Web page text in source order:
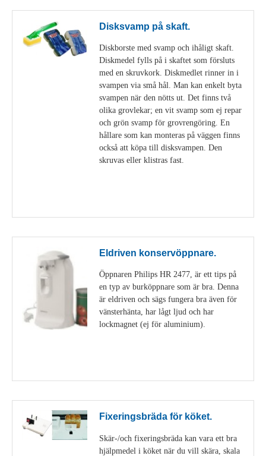
Disksvamp på skaft.
Diskborste med svamp och ihåligt skaft.
Diskmedel fylls på i skaftet som försluts
med en skruvkork. Diskmedlet rinner in i
svampen via små hål. Man kan enkelt byta
svampen när den nötts ut. Det finns två
olika grovlekar; en vit svamp som ej repar
och grön svamp för grovrengöring. En
hållare som kan monteras på väggen finns
också att köpa till disksvampen. Den
skruvas eller klistras fast.
Eldriven konservöppnare.
Öppnaren Philips HR 2477, är ett tips på
en typ av burköppnare som är bra. Denna
är eldriven och sägs fungera bra även för
vänsterhänta, har lågt ljud och har
lockmagnet (ej för aluminium).
Fixeringsbräda för köket.
Skär-/och fixeringsbräda kan vara ett bra
hjälpmedel i köket när du vill skära, skala